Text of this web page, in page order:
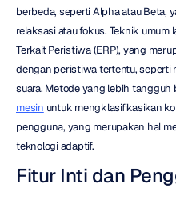
berbeda, seperti Alpha atau Beta,
relaksasi atau fokus. Teknik
Terkait Peristiwa (ERP), yang
dengan peristiwa tertentu, seperti
suara. Metode yang lebih
mesin untuk mengklasifikasikan
pengguna, yang merupakan hal
teknologi adaptif.
Fitur Inti dan